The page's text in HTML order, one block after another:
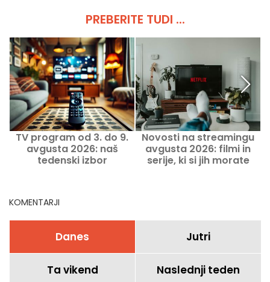
PREBERITE TUDI ...
TV program od 3. do 9.
avgusta 2026: naš
tedenski izbor
Novosti na streamingu
avgusta 2026: filmi in
serije, ki si jih morate
KOMENTARJI
Danes Jutri
Ta vikend Naslednji teden